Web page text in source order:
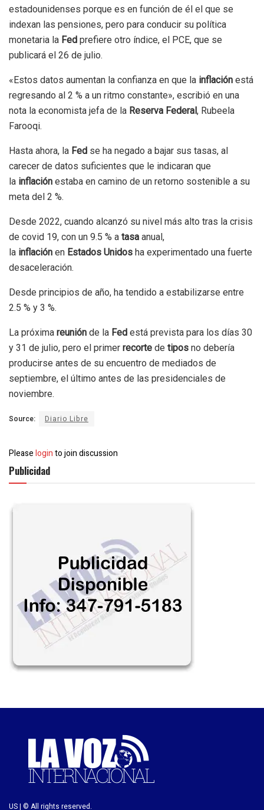
estadounidenses porque es en función de él el que se
indexan las pensiones, pero para conducir su política
monetaria la Fed prefiere otro índice, el PCE, que se
publicará el 26 de julio.
«Estos datos aumentan la confianza en que la inflación está
regresando al 2 % a un ritmo constante», escribió en una
nota la economista jefa de la Reserva Federal, Rubeela
Farooqi.
Hasta ahora, la Fed se ha negado a bajar sus tasas, al
carecer de datos suficientes que le indicaran que
la inflación estaba en camino de un retorno sostenible a su
meta del 2 %.
Desde 2022, cuando alcanzó su nivel más alto tras la crisis
de covid 19, con un 9.5 % a tasa anual,
la inflación en Estados Unidos ha experimentado una fuerte
desaceleración.
Desde principios de año, ha tendido a estabilizarse entre
2.5 % y 3 %.
La próxima reunión de la Fed está prevista para los días 30
y 31 de julio, pero el primer recorte de tipos no debería
producirse antes de su encuentro de mediados de
septiembre, el último antes de las presidenciales de
noviembre.
Source: Diario Libre
Pleaseloginto join discussion
Publicidad
US | © All rights reserved.